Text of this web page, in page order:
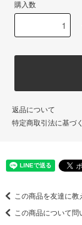
購入数
返品について
特定商取引法に基づ
この商品を友達に教
この商品について問